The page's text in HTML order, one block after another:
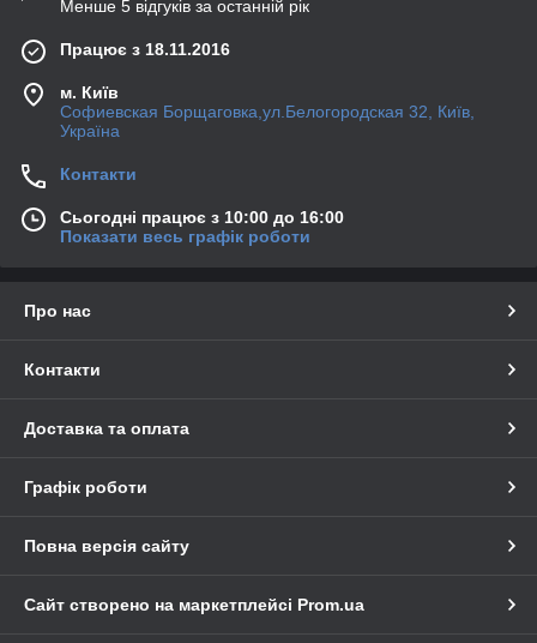
Менше 5 відгуків за останній рік
Працює з 18.11.2016
м. Київ
Софиевская Борщаговка,ул.Белогородская 32, Київ,
Україна
Контакти
Сьогодні працює з 10:00 до 16:00
Показати весь графік роботи
Про нас
Контакти
Доставка та оплата
Графік роботи
Повна версія сайту
Сайт створено на маркетплейсі Prom.ua